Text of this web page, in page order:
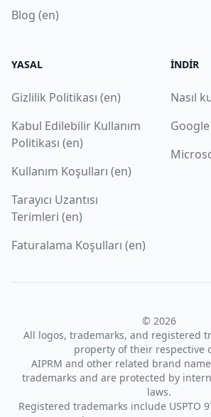
Blog (en)
YASAL
Gizlilik Politikası (en)
Kabul Edilebilir Kullanım
Politikası (en)
Kullanım Koşulları (en)
Tarayıcı Uzantısı
Terimleri (en)
Faturalama Koşulları (en)
İNDIR
Nasıl
© 2026
All logos, trademarks, and registered
property of their respective
AIPRM and other related brand
trademarks and are protected by
laws.
Registered trademarks include USPTO